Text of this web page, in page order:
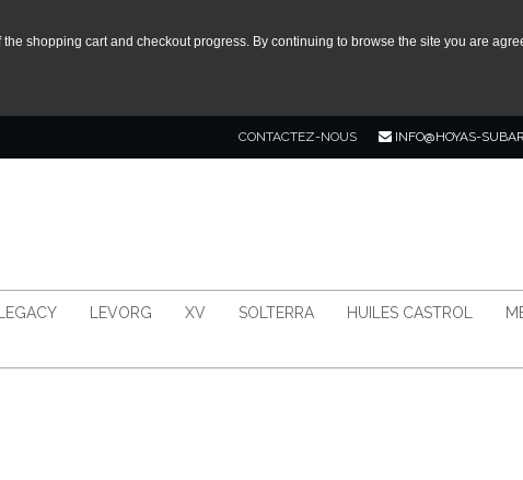
shopping cart and checkout progress. By continuing to browse the site you are
CONTACTEZ-NOUS INFO@HOYAS-
LEVORG XV SOLTERRA HUILES CASTROL